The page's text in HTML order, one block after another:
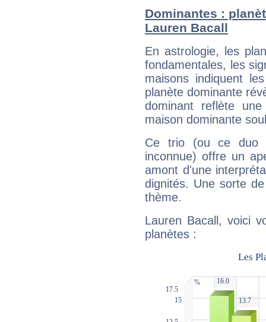
Dominantes :
Lauren Bacall
En astrologie, les
fondamentales, les
maisons indiquent
planète dominante
dominant reflète
maison dominante
Ce trio (ou ce duo
inconnue) offre un
amont d'une
dignités. Une sorte
thème.
Lauren Bacall, voici
planètes :